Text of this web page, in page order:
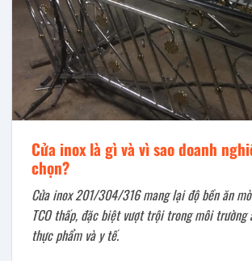
Cửa inox là gì và vì sao doanh
chọn?
Cửa inox 201/304/316 mang lại độ bền ăn
TCO thấp, đặc biệt vượt trội trong môi trường
thực phẩm và y tế.